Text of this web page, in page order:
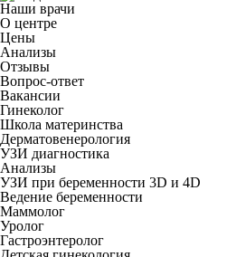
Наши врачи
О центре
Цены
Анализы
Отзывы
Вопрос-ответ
Вакансии
Гинеколог
Школа материнства
Дерматовенерология
УЗИ диагностика
Анализы
УЗИ при беременности 3D и 4D
Ведение беременности
Маммолог
Уролог
Гастроэнтеролог